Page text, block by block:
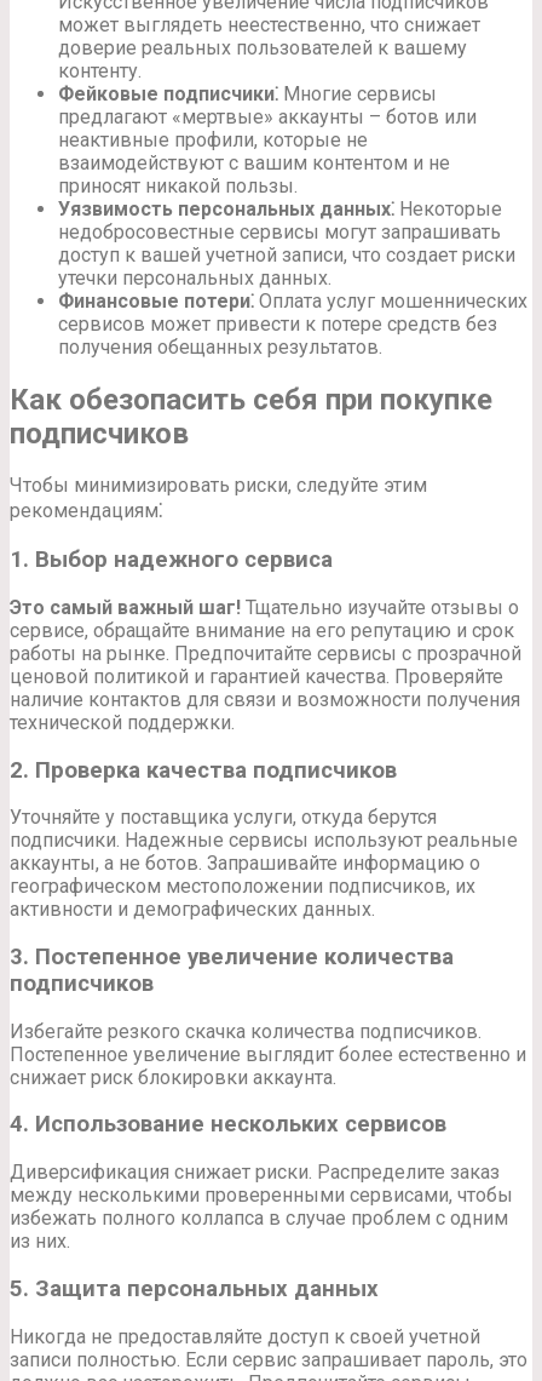
может выглядеть неестественно, что снижает
доверие реальных пользователей к вашему
контенту.
Фейковые подписчики⁚ Многие сервисы
предлагают «мертвые» аккаунты – ботов или
неактивные профили, которые не
взаимодействуют с вашим контентом и не
приносят никакой пользы.
Уязвимость персональных данных⁚ Некоторые
недобросовестные сервисы могут запрашивать
доступ к вашей учетной записи, что создает риски
утечки персональных данных.
Финансовые потери⁚ Оплата услуг мошеннических
сервисов может привести к потере средств без
получения обещанных результатов.
Как обезопасить себя при покупке
подписчиков
Чтобы минимизировать риски, следуйте этим
рекомендациям⁚
1. Выбор надежного сервиса
Это самый важный шаг! Тщательно изучайте отзывы о
сервисе, обращайте внимание на его репутацию и срок
работы на рынке. Предпочитайте сервисы с прозрачной
ценовой политикой и гарантией качества. Проверяйте
наличие контактов для связи и возможности получения
технической поддержки.
2. Проверка качества подписчиков
Уточняйте у поставщика услуги, откуда берутся
подписчики. Надежные сервисы используют реальные
аккаунты, а не ботов. Запрашивайте информацию о
географическом местоположении подписчиков, их
активности и демографических данных.
3. Постепенное увеличение количества
подписчиков
Избегайте резкого скачка количества подписчиков.
Постепенное увеличение выглядит более естественно и
снижает риск блокировки аккаунта.
4. Использование нескольких сервисов
Диверсификация снижает риски. Распределите заказ
между несколькими проверенными сервисами, чтобы
избежать полного коллапса в случае проблем с одним
из них.
5. Защита персональных данных
Никогда не предоставляйте доступ к своей учетной
записи полностью. Если сервис запрашивает пароль, это